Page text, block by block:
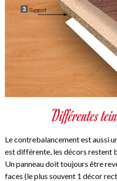
Différentes
Le contrebalancement est aussi
est différente, les décors restent
Un panneau doit toujours être
faces (le plus souvent 1 décor